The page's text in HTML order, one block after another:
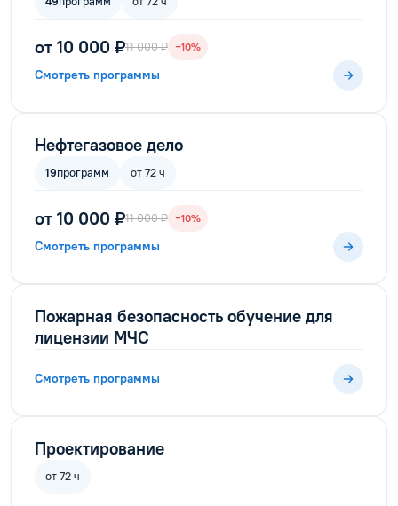
от 10 000 ₽11 000 ₽ −10%
Смотреть программы
Нефтегазовое дело
19программ от 72 ч
от 10 000 ₽11 000 ₽ −10%
Смотреть программы
Пожарная безопасность обучение для
лицензии МЧС
Смотреть программы
Проектирование
от 72 ч